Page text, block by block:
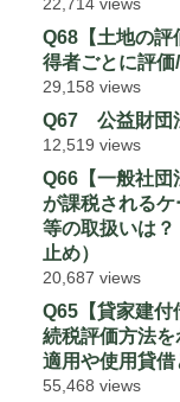
Q68【土地の
得者ごとに評
29,158 views
Q67 公益財団
12,519 views
Q66【一般社団
が課税される
等の取扱いは
止め）
20,687 views
Q65【貸家建付
続税評価方法
適用や使用貸借
55,468 views